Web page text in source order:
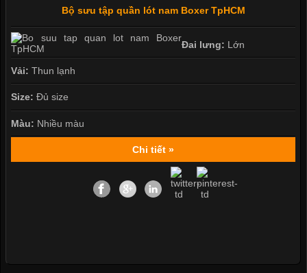
Bộ sưu tập quần lót nam Boxer TpHCM
Đai lưng: Lớn
Vải: Thun lạnh
Size: Đủ size
Màu: Nhiều màu
Chi tiết »